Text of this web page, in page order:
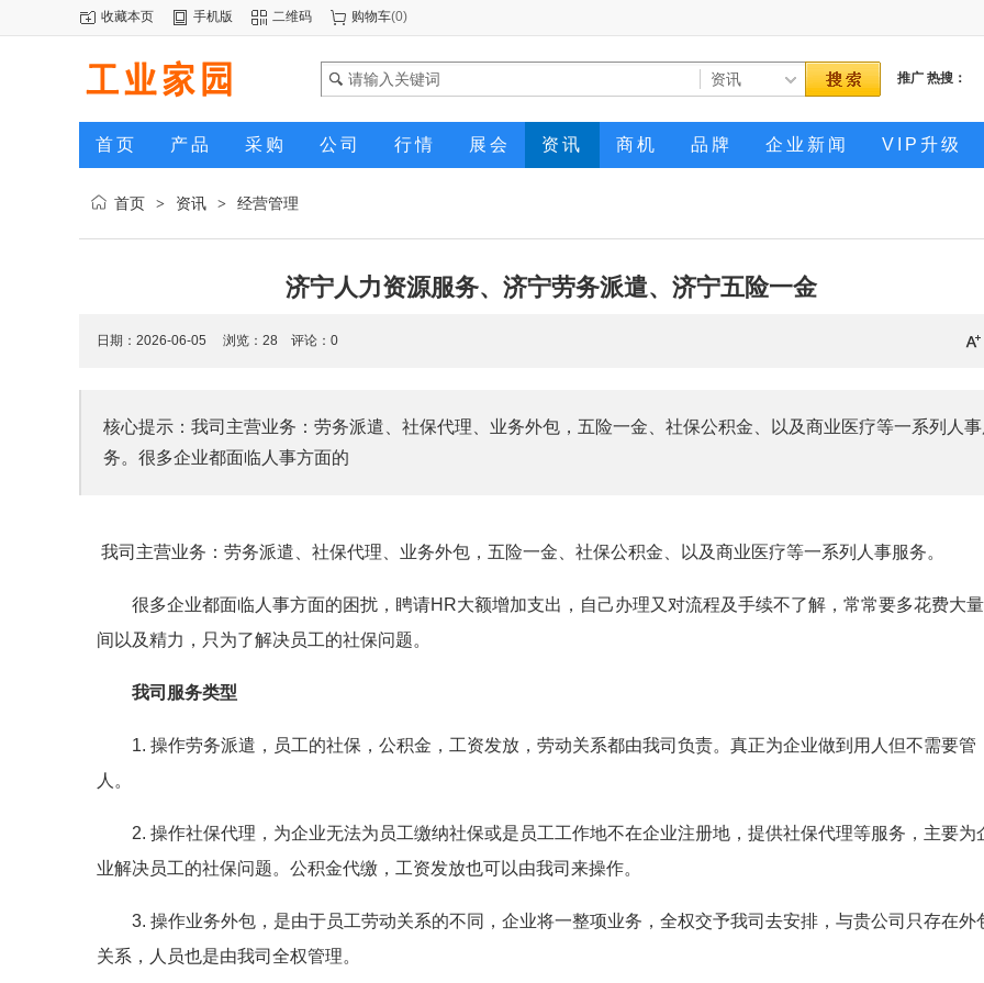
收藏本页 手机版 二维码 购物车(0)
推广 热搜：
首页 产品 采购 公司 行情 展会 资讯 商机 品牌 企业新闻 VIP升级
首页 > 资讯 > 经营管理
济宁人力资源服务、济宁劳务派遣、济宁五险一金
日期：2026-06-05 浏览： 28 评论：0
核心提示：我司主营业务：劳务派遣、社保代理、业务外包，五险一金、社保公积金、以及商业医疗等一系列人
务。很多企业都面临人事方面的
我司主营业务：劳务派遣、社保代理、业务外包，五险一金、社保公积金、以及商业医疗等一系列人事服务。
很多企业都面临人事方面的困扰，䀻请HR大额增加支出，自己办理又对流程及手续不了解，常常要多花费大
间以及精力，只为了解决员工的社保问题。
我司服务类型
1. 操作劳务派遣，员工的社保，公积金，工资发放，劳动关系都由我司负责。真正为企业做到用人但不需要管
人。
2. 操作社保代理，为企业无法为员工缴纳社保或是员工工作地不在企业注册地，提供社保代理等服务，主要为
业解决员工的社保问题。公积金代缴，工资发放也可以由我司来操作。
3. 操作业务外包，是由于员工劳动关系的不同，企业将一整项业务，全权交予我司去安排，与贵公司只存在外
关系，人员也是由我司全权管理。